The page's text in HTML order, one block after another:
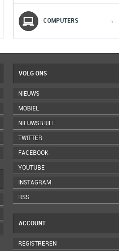
COMPUTERS ›
VOLG ONS
NIEUWS
MOBIEL
NIEUWSBRIEF
TWITTER
FACEBOOK
YOUTUBE
INSTAGRAM
RSS
ACCOUNT
REGISTREREN